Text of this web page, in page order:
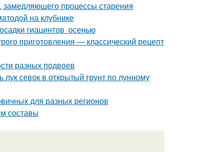
замедляющего процессы старения
на клубнике
гиацинтов осенью
приготовления — классический рецепт
разных подвоев
севок в открытый грунт по лунному
для разных регионов
составы